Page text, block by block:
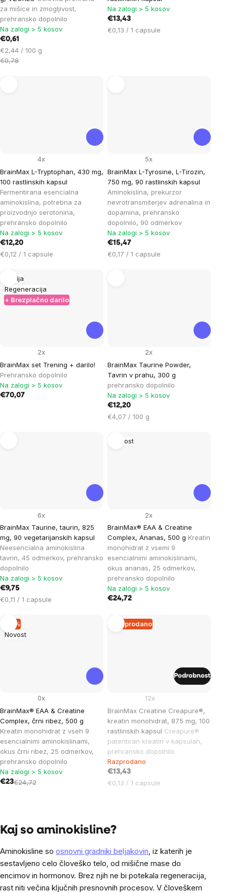
za mišice in zmogljivost,
prehransko dopolnilo
Na zalogi > 5 kosov
€0,61
Cena
na
€2,44 / 100 g
€0,78
Na zalogi > 5 kosov
€13,43
Cena
€0,13 / 1 capsule
BrainMax L-Tryptophan, 430 mg,
100 rastlinskih kapsul
Fermentirana esencialna
aminokislina, potrebna za
proizvodnjo serotonina,
prehransko dopolnilo
4x
Na zalogi > 5 kosov
€12,20
Cena
enoto:
€0,12 / 1 capsule
BrainMax L-Tyrosine, L-Tirozin,
750 mg, 90 rastlinskih kapsul
Aminokislina, prekurzor
nevrotransmiterjev adrenalina in
dopamina, prehransko
dopolnilo, 90 odmerkov
5x
Na zalogi > 5 kosov
€15,47
Cena
€0,17 / 1 capsule
Akcija
Regeneracija
+ Brezplačno darilo
BrainMax set Trening + darilo!
Prehransko dopolnilo
2x
Na zalogi > 5 kosov
€70,07
BrainMax Taurine Powder,
Tavrin v prahu, 300 g
prehransko dopolnilo
2x
Na zalogi > 5 kosov
€12,20
Cena
enoto:
€4,07 / 100 g
BrainMax Taurine, taurin, 825
mg, 90 vegetarijanskih kapsul
Neesencialna aminokislina
tavrin, 45 odmerkov, prehransko
dopolnilo
6x
Na zalogi > 5 kosov
€9,75
Cena
enoto:
€0,11 / 1 capsule
Novost
BrainMax® EAA & Creatine
Complex, Ananas, 500 g Kreatin
monohidrat z vsemi 9
esencialnimi aminokislinami,
okus ananas, 25 odmerkov,
prehransko dopolnilo
2x
Na zalogi > 5 kosov
€24,72
Novost
–6 %
BrainMax® EAA & Creatine
Complex, črni ribez, 500 g
Kreatin monohidrat z vseh 9
esencialnimi aminokislinami,
okus črni ribez, 25 odmerkov,
prehransko dopolnilo
0x
Na zalogi > 5 kosov
€23€24,72
Razprodano
BrainMax Creatine Creapure®,
kreatin monohidrat, 875 mg, 100
rastlinskih kapsul Creapure®
patentiran kreatin v kapsulah,
prehransko dopolnilo
12x
Razprodano
€13,43
Cena
€0,13 / 1 capsule
Podrobnost
controls
Kaj so aminokisline?
Aminokisline so osnovni gradniki beljakovin , iz katerih je
sestavljeno celo človeško telo, od mišične mase do
encimov in hormonov. Brez njih ne bi potekala regeneracija,
rast niti večina ključnih presnovnih procesov. V človeškem